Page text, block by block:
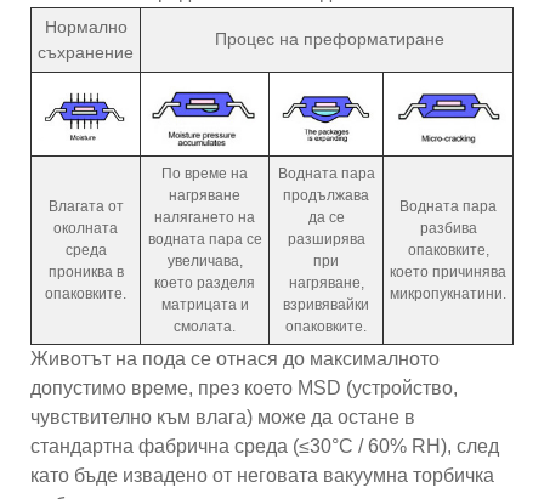
Нормално
съхранение
Процес на преформатиране
Влагата от
околната
среда
прониква в
опаковките.
По време на
нагряване
налягането на
водната пара се
увеличава,
което разделя
матрицата и
смолата.
Водната пара
продължава
да се
разширява
при
нагряване,
взривявайки
опаковките.
Водната пара
разбива
опаковките,
което причинява
микропукнатини.
Животът на пода се отнася до максималното
допустимо време, през което MSD (устройство,
чувствително към влага) може да остане в
стандартна фабрична среда (≤30°C / 60% RH), след
като бъде извадено от неговата вакуумна торбичка